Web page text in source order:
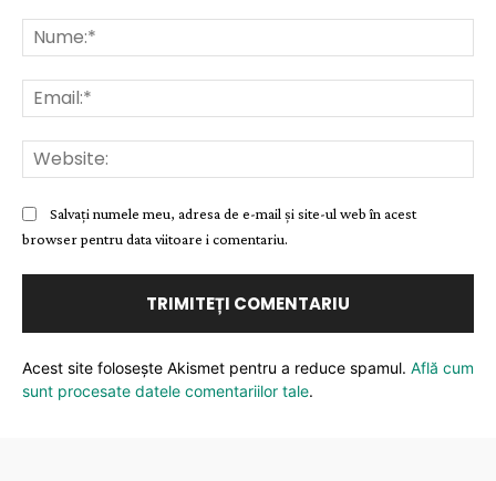
Salvați numele meu, adresa de e-mail și site-ul web în acest
browser pentru data viitoare i comentariu.
Acest site folosește Akismet pentru a reduce spamul. Află cum
sunt procesate datele comentariilor tale.